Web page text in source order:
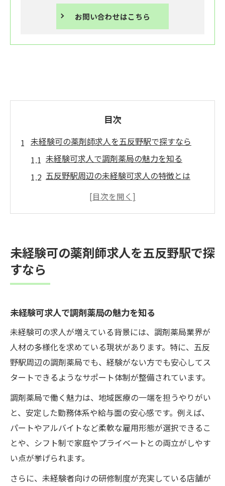
お問い合わせはこちら
目次
未経験可の薬剤師求人を五反野駅で探すなら
未経験可求人で調剤薬局の魅力を知る
五反野駅周辺の未経験可求人の特徴とは
求人ボックスなどで見つかる未経験可の募
五反野駅近く未経験可調剤薬局の働き方とは
未経験可求人で実現できる柔軟なシフト
調剤薬局未経験可求人のサポート体制とは
未経験から安心して始められる働き方の工
夫
未経験から薬剤師へ安心のスタート方法
未経験可求人で受けられる研修内容とは
調剤薬局未経験可求人のフォローアップ体
制
未経験でも薬剤師になれる理由と背景
安心して未経験可求人に応募する秘訣
五反野駅周辺未経験可求人の面接対策
未経験可の薬剤師求人を五反野駅で探
すなら
未経験可求人で調剤薬局の魅力を知る
未経験可の求人が増えている背景には、調剤薬局業界が
人材の多様化を求めている現状があります。特に、五反
野駅周辺の調剤薬局でも、経験がない方でも安心してス
タートできるようなサポート体制が整備されています。
調剤薬局で働く魅力は、地域医療の一端を担うやりがい
と、安定した勤務体系や給与面の安心感です。例えば、
パートやアルバイトなど柔軟な雇用形態が選択できるこ
とや、シフト制で家庭やプライベートとの両立がしやす
い点が挙げられます。
さらに、未経験者向けの研修制度が充実している店舗が